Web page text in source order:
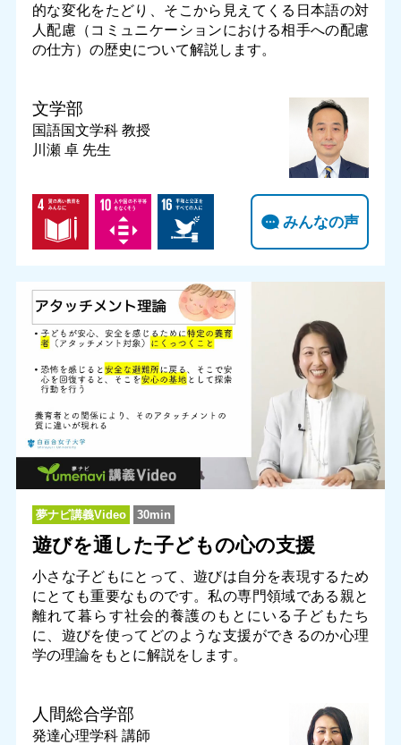
的な変化をたどり、そこから見えてくる日本語の対
人配慮（コミュニケーションにおける相手への配慮
の仕方）の歴史について解説します。
文学部
国語国文学科 教授
川瀬 卓 先生
みんなの声
夢ナビ講義Video 30min
遊びを通した子どもの心の支援
小さな子どもにとって、遊びは自分を表現するため
にとても重要なものです。私の専門領域である親と
離れて暮らす社会的養護のもとにいる子どもたち
に、遊びを使ってどのような支援ができるのか心理
学の理論をもとに解説をします。
人間総合学部
発達心理学科 講師